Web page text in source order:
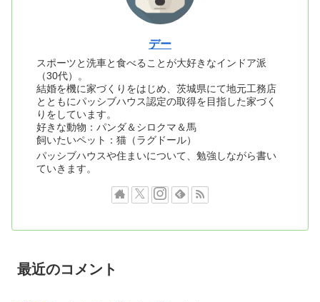
デー
スポーツと洗車と食べることが大好きなインドア派
（30代）。
結婚を機に家づくりをはじめ、茨城県にて地元工務店
とともにパッシブハウス認定の取得を目指した家づく
りをしています。
好きな動物：パンダ＆シロクマ＆馬
飼いたいペット：猫（ラグドール）
パッシブハウスや住まいについて、勉強しながら書い
ていきます。
最近のコメント